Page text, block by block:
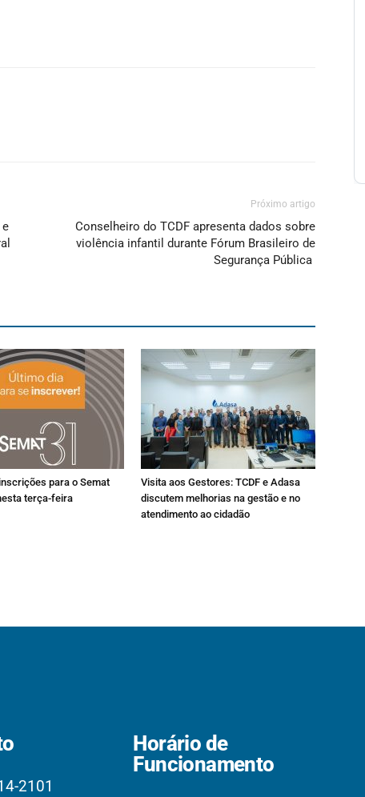
Próximo artigo
Conselheiro do TCDF apresenta dados sobre
violência infantil durante Fórum Brasileiro de
Segurança Pública
para o Semat
terça-feira
Visita aos Gestores: TCDF e Adasa
discutem melhorias na gestão e no
atendimento ao cidadão
2101
Horário de
Funcionamento